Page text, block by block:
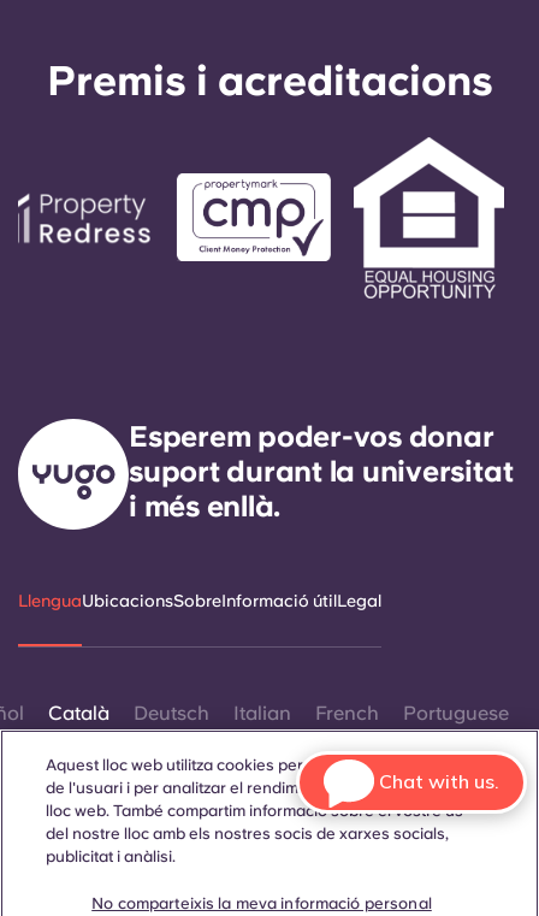
Premis i acreditacions
Esperem poder-vos donar
suport durant la universitat
i més enllà.
LlenguaUbicacionsSobreInformació útilLegal
Català Deutsch Italian French Portuguese
Aquest lloc web utilitza cookies per millorar l'experiència
de l'usuari i per analitzar el rendiment i el trànsit al nostre
lloc web. També compartim informació sobre el vostre ús
del nostre lloc amb els nostres socis de xarxes socials,
publicitat i anàlisi.
No comparteixis la meva informació personal
Chat with us.